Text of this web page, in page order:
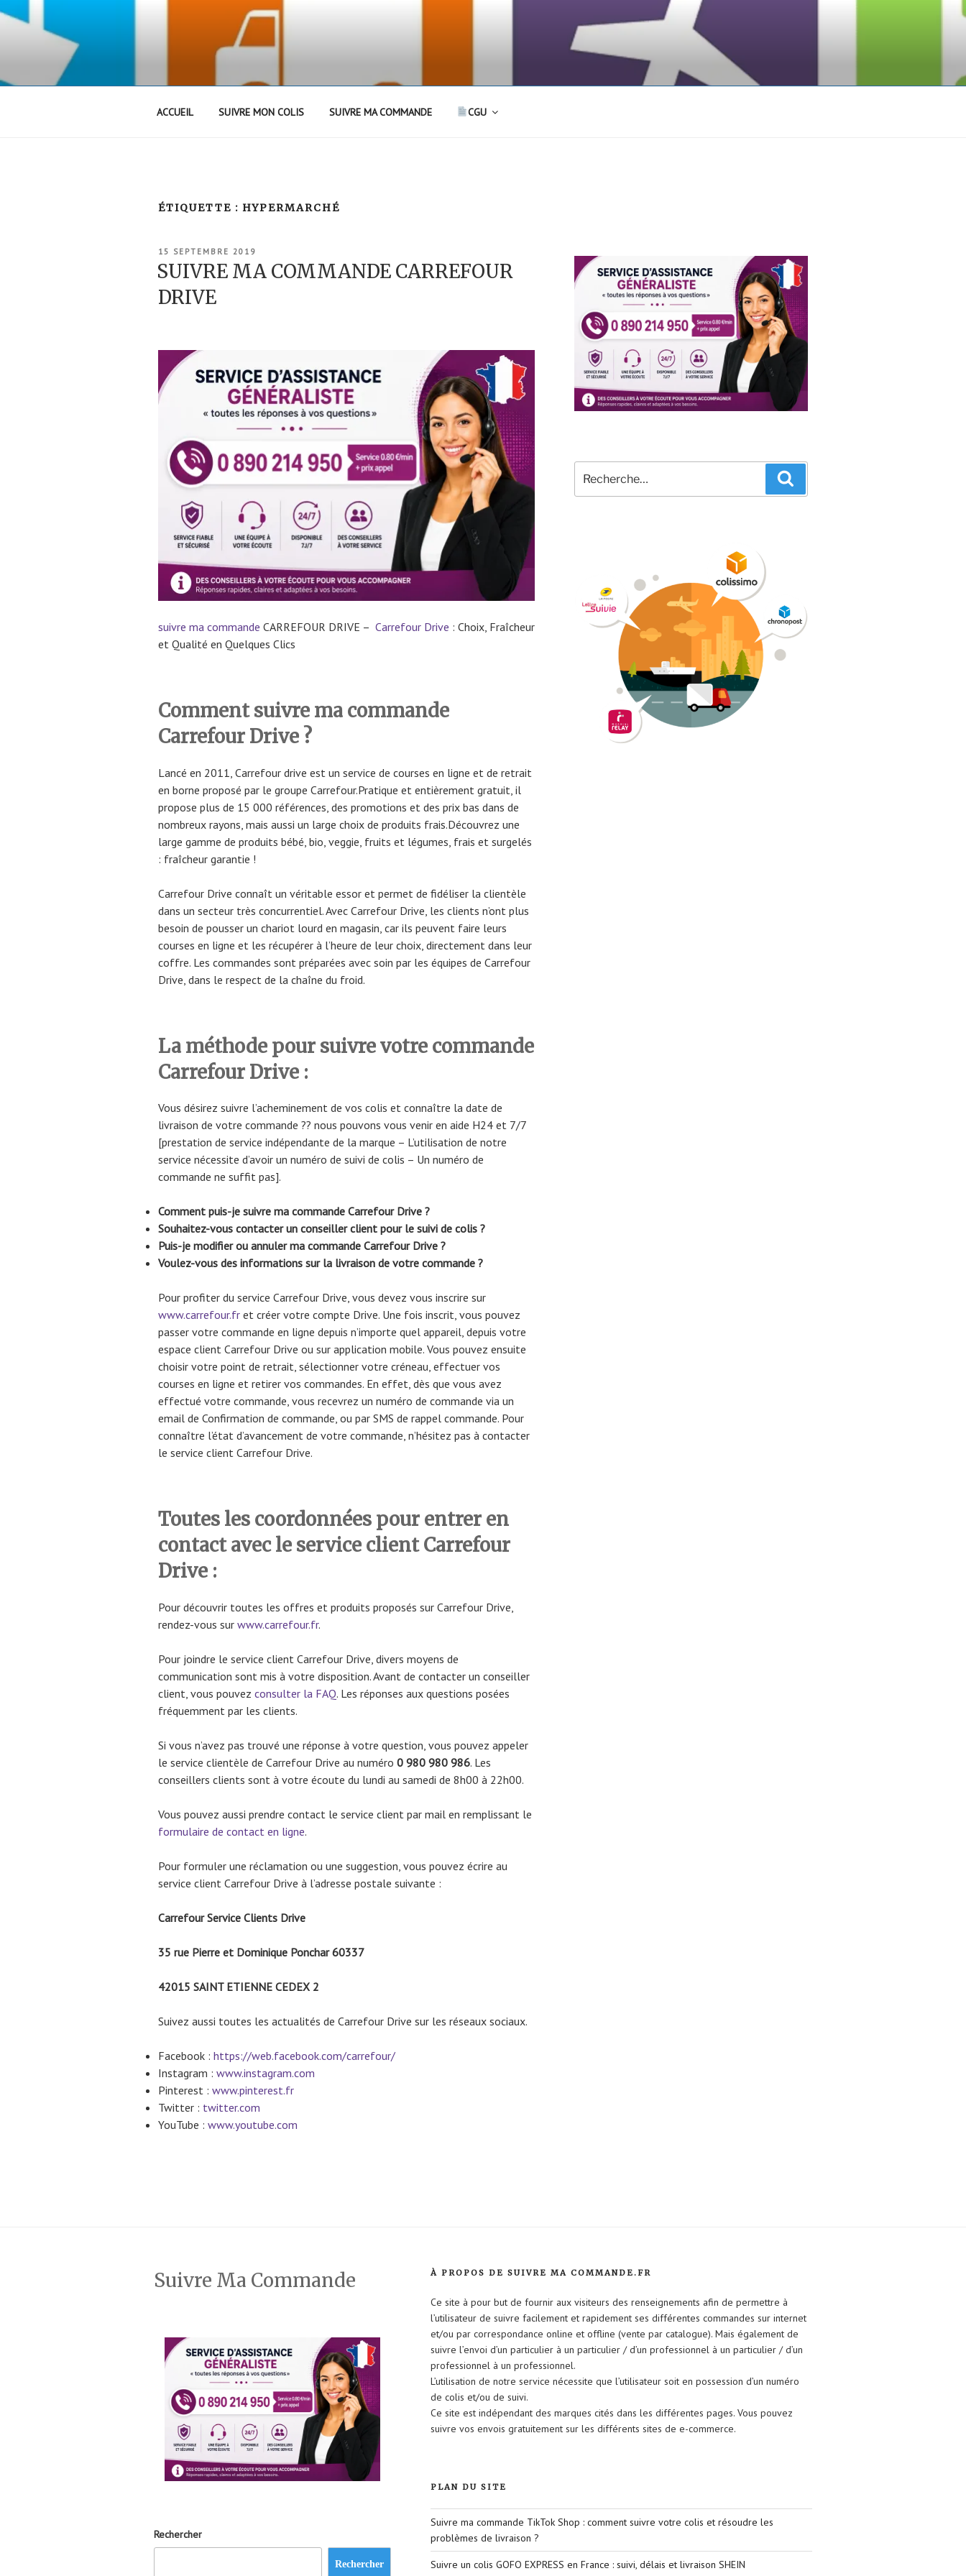
Aller
ACCUEIL SUIVRE MON COLIS SUIVRE MA COMMANDE CGU
ÉTIQUETTE : HYPERMARCHÉ
PUBLIÉ
LE
15 SEPTEMBRE 2019
SUIVRE MA COMMANDE CARREFOUR
DRIVE
suivre ma commande CARREFOUR DRIVE – Carrefour Drive : Choix, Fraîcheur
et Qualité en Quelques Clics
Comment suivre ma commande
Carrefour Drive ?
Lancé en 2011, Carrefour drive est un service de courses en ligne et de retrait
en borne proposé par le groupe Carrefour.Pratique et entièrement gratuit, il
propose plus de 15 000 références, des promotions et des prix bas dans de
nombreux rayons, mais aussi un large choix de produits frais.Découvrez une
large gamme de produits bébé, bio, veggie, fruits et légumes, frais et surgelés
: fraîcheur garantie !
Carrefour Drive connaît un véritable essor et permet de fidéliser la clientèle
dans un secteur très concurrentiel. Avec Carrefour Drive, les clients n’ont plus
besoin de pousser un chariot lourd en magasin, car ils peuvent faire leurs
courses en ligne et les récupérer à l’heure de leur choix, directement dans leur
coffre. Les commandes sont préparées avec soin par les équipes de Carrefour
Drive, dans le respect de la chaîne du froid.
La méthode pour suivre votre commande
Carrefour Drive :
Vous désirez suivre l’acheminement de vos colis et connaître la date de
livraison de votre commande ?? nous pouvons vous venir en aide H24 et 7/7
[prestation de service indépendante de la marque – L’utilisation de notre
service nécessite d’avoir un numéro de suivi de colis – Un numéro de
commande ne suffit pas].
Comment puis-je suivre ma commande Carrefour Drive ?
Souhaitez-vous contacter un conseiller client pour le suivi de colis ?
Puis-je modifier ou annuler ma commande Carrefour Drive ?
Voulez-vous des informations sur la livraison de votre commande ?
Pour profiter du service Carrefour Drive, vous devez vous inscrire sur
www.carrefour.fr et créer votre compte Drive. Une fois inscrit, vous pouvez
passer votre commande en ligne depuis n’importe quel appareil, depuis votre
espace client Carrefour Drive ou sur application mobile. Vous pouvez ensuite
choisir votre point de retrait, sélectionner votre créneau, effectuer vos
courses en ligne et retirer vos commandes. En effet, dès que vous avez
effectué votre commande, vous recevrez un numéro de commande via un
email de Confirmation de commande, ou par SMS de rappel commande. Pour
connaître l’état d’avancement de votre commande, n’hésitez pas à contacter
le service client Carrefour Drive.
Toutes les coordonnées pour entrer en
contact avec le service client Carrefour
Drive :
Pour découvrir toutes les offres et produits proposés sur Carrefour Drive,
rendez-vous sur www.carrefour.fr.
Pour joindre le service client Carrefour Drive, divers moyens de
communication sont mis à votre disposition. Avant de contacter un conseiller
client, vous pouvez consulter la FAQ. Les réponses aux questions posées
fréquemment par les clients.
Si vous n’avez pas trouvé une réponse à votre question, vous pouvez appeler
le service clientèle de Carrefour Drive au numéro 0 980 980 986. Les
conseillers clients sont à votre écoute du lundi au samedi de 8h00 à 22h00.
Vous pouvez aussi prendre contact le service client par mail en remplissant le
formulaire de contact en ligne.
Pour formuler une réclamation ou une suggestion, vous pouvez écrire au
service client Carrefour Drive à l’adresse postale suivante :
Carrefour Service Clients Drive
35 rue Pierre et Dominique Ponchar 60337
42015 SAINT ETIENNE CEDEX 2
Suivez aussi toutes les actualités de Carrefour Drive sur les réseaux sociaux.
Facebook : https://web.facebook.com/carrefour/
Instagram : www.instagram.com
Pinterest : www.pinterest.fr
Twitter : twitter.com
YouTube : www.youtube.com
pour
Suivre Ma Commande
Rechercher
Rechercher
À PROPOS DE SUIVRE MA COMMANDE.FR
Ce site à pour but de fournir aux visiteurs des renseignements afin de permettre à
l’utilisateur de suivre facilement et rapidement ses différentes commandes sur internet
et/ou par correspondance online et offline (vente par catalogue). Mais également de
suivre l’envoi d’un particulier à un particulier / d’un professionnel à un particulier / d’un
professionnel à un professionnel.
L’utilisation de notre service nécessite que l’utilisateur soit en possession d’un numéro
de colis et/ou de suivi.
Ce site est indépendant des marques cités dans les différentes pages. Vous pouvez
suivre vos envois gratuitement sur les différents sites de e-commerce.
PLAN DU SITE
Suivre ma commande TikTok Shop : comment suivre votre colis et résoudre les
problèmes de livraison ?
Suivre un colis GOFO EXPRESS en France : suivi, délais et livraison SHEIN